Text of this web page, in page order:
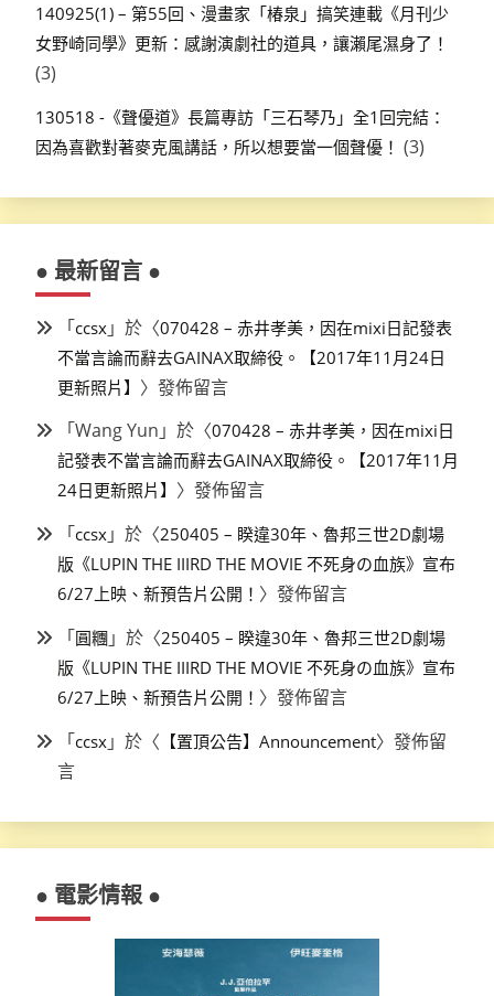
140925(1) – 第55回、漫畫家「椿泉」搞笑連載《月刊少
女野崎同學》更新：感謝演劇社的道具，讓瀨尾濕身了！
(3)
130518 -《聲優道》長篇專訪「三石琴乃」全1回完結：
因為喜歡對著麥克風講話，所以想要當一個聲優！ (3)
● 最新留言 ●
「ccsx 」於〈070428 – 赤井孝美，因在mixi日記發表
不當言論而辭去GAINAX取締役。【2017年11月24日
更新照片】 〉發佈留言
「Wang Yun 」於〈070428 – 赤井孝美，因在mixi日
記發表不當言論而辭去GAINAX取締役。【2017年11月
24日更新照片】 〉發佈留言
「ccsx 」於〈250405 – 睽違30年、魯邦三世2D劇場
版《LUPIN THE IIIRD THE MOVIE 不死身の血族》宣布
6/27上映、新預告片公開！ 〉發佈留言
「圓糰 」於〈250405 – 睽違30年、魯邦三世2D劇場
版《LUPIN THE IIIRD THE MOVIE 不死身の血族》宣布
6/27上映、新預告片公開！ 〉發佈留言
「ccsx 」於〈 【置頂公告】Announcement〉發佈留
言
● 電影情報 ●